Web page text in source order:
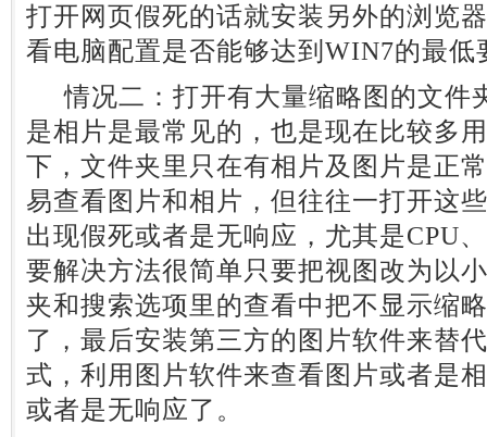
打开网页假死的话就安装另外的浏览
看电脑配置是否能够达到WIN7的最低
情况二：打开有大量缩略图的文件
是相片是最常见的，也是现在比较多
下，文件夹里只在有相片及图片是正
易查看图片和相片，但往往一打开这
出现假死或者是无响应，尤其是CPU
要解决方法很简单只要把视图改为以
夹和搜索选项里的查看中把不显示缩
了，最后安装第三方的图片软件来替
式，利用图片软件来查看图片或者是
或者是无响应了。